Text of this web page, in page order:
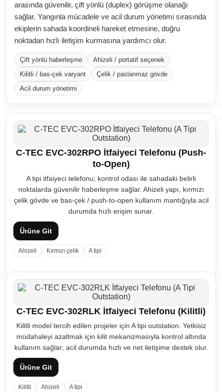
arasında güvenilir, çift yönlü (duplex) görüşme olanağı
sağlar. Yangınla mücadele ve acil durum yönetimi sırasında
ekiplerin sahada koordineli hareket etmesine, doğru
noktadan hızlı iletişim kurmasına yardımcı olur.
Çift yönlü haberleşme
Ahizeli / portatif seçenek
Kilitli / bas-çek varyant
Çelik / paslanmaz gövde
Acil durum yönetimi
C-TEC EVC-302RPO İtfaiyeci Telefonu (Push-
to-Open)
A tipi itfaiyeci telefonu; kontrol odası ile sahadaki belirli
noktalarda güvenilir haberleşme sağlar. Ahizeli yapı, kırmızı
çelik gövde ve bas-çek / push-to-open kullanım mantığıyla acil
durumda hızlı erişim sunar.
Ürüne Git
Ahizeli Kırmızı çelik A tipi
C-TEC EVC-302RLK İtfaiyeci Telefonu (Kilitli)
Kilitli model tercih edilen projeler için A tipi outstation. Yetkisiz
müdahaleyi azaltmak için kilit mekanizmasıyla kontrol altında
kullanım sağlar; acil durumda hızlı ve net iletişime destek olur.
Ürüne Git
Kilitli Ahizeli A tipi